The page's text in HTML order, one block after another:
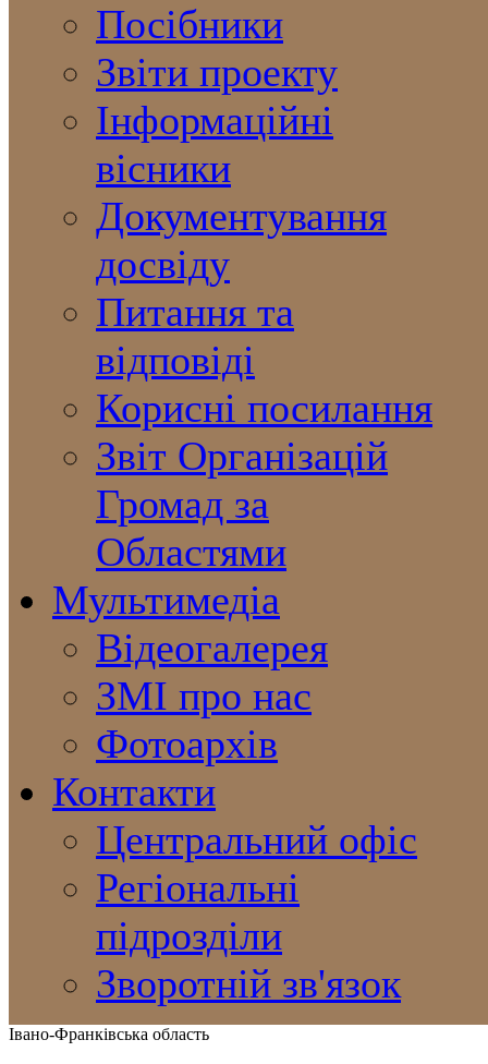
Посібники
Звіти проекту
Інформаційні
вісники
Документування
досвіду
Питання та
відповіді
Корисні посилання
Звіт Організацій
Громад за
Областями
Мультимедіа
Відеогалерея
ЗМІ про нас
Фотоархів
Контакти
Центральний офіс
Регіональні
підрозділи
Зворотній зв'язок
Івано-Франківська область